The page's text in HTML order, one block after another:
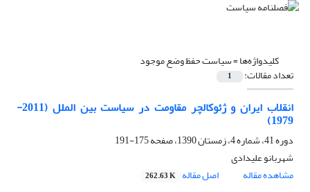
کلیدواژه‌ها =سیاست حفظ وضع موجود
تعداد مقالات: 1
انقلاب ایران و ژئوکالچر مقاومت در سیاست بین الملل (2011-
1979)
دوره 41، شماره 4، زمستان 1390، صفحه
175-191
شهربانو علیدادی
مشاهده مقاله
اصل مقاله 262.63 K